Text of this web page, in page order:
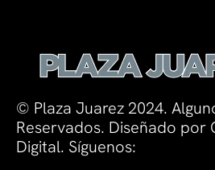
© Plaza Juarez 2024.
Reservados. Diseñado por
Digital. Síguenos: